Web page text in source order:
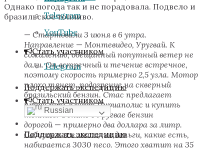
Telegram
Стать участником
Поддержать экспедицию
Russian
YouTube
Telegram
Стать участником
Поддержать экспедицию
Однако погода так и не порадовала. Подвело и
бразильское топливо.
— Стартовали 3 июня в 6 утра.
Направление — Монтевидео, Уругвай. К
сожалению, обещанный попутный ветер не
дали. Он встречный и течение встречное,
поэтому скорость примерно 2,5 узла. Мотор
плохо тянет, подозрение на скверный
бразильский бензин. Стас предлагает
причалить в порт Пириаполис и купить
топливо. Однако в Уругвае бензин
дорогой — примерно два доллара за литр.
Собираем все местные деньги, какие есть,
набирается 3030 песо. Этого хватит на 35